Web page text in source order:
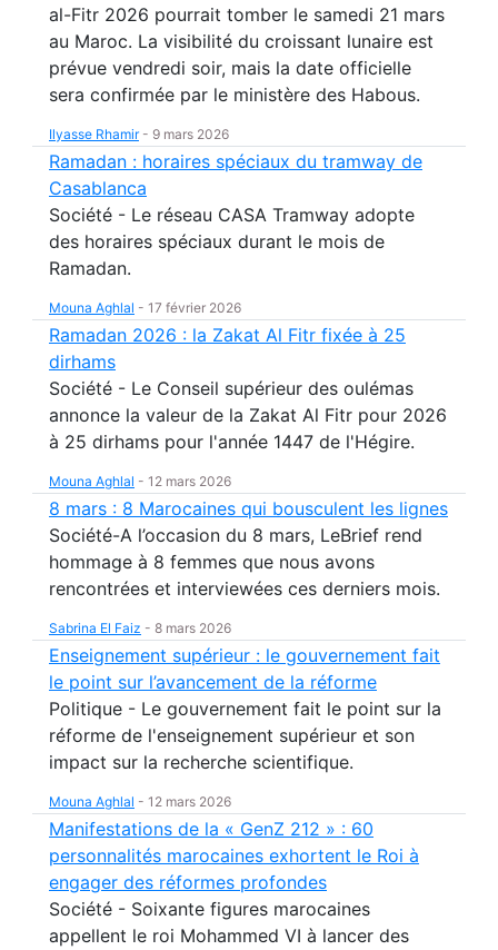
al-Fitr 2026 pourrait tomber le samedi 21 mars
au Maroc. La visibilité du croissant lunaire est
prévue vendredi soir, mais la date officielle
sera confirmée par le ministère des Habous.
Ilyasse Rhamir- 9 mars 2026
Ramadan : horaires spéciaux du tramway de
Casablanca
Société - Le réseau CASA Tramway adopte
des horaires spéciaux durant le mois de
Ramadan.
Mouna Aghlal - 17 février 2026
Ramadan 2026 : la Zakat Al Fitr fixée à 25
dirhams
Société - Le Conseil supérieur des oulémas
annonce la valeur de la Zakat Al Fitr pour 2026
à 25 dirhams pour l'année 1447 de l'Hégire.
Mouna Aghlal - 12 mars 2026
8 mars : 8 Marocaines qui bousculent les lignes
Société-A l’occasion du 8 mars, LeBrief rend
hommage à 8 femmes que nous avons
rencontrées et interviewées ces derniers mois.
Sabrina El Faiz - 8 mars 2026
Enseignement supérieur : le gouvernement fait
le point sur l’avancement de la réforme
Politique - Le gouvernement fait le point sur la
réforme de l'enseignement supérieur et son
impact sur la recherche scientifique.
Mouna Aghlal - 12 mars 2026
Manifestations de la « GenZ 212 » : 60
personnalités marocaines exhortent le Roi à
engager des réformes profondes
Société - Soixante figures marocaines
appellent le roi Mohammed VI à lancer des